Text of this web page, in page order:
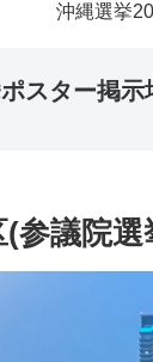
沖縄選挙
スター掲示
参議院選